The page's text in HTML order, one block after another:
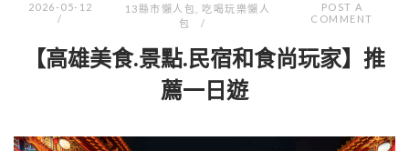
2026-05-12 13縣市懶人包
吃喝玩樂懶人
包
POST A
COMMENT
【高雄美食.景點.民宿和食尚玩家】推
薦一日遊